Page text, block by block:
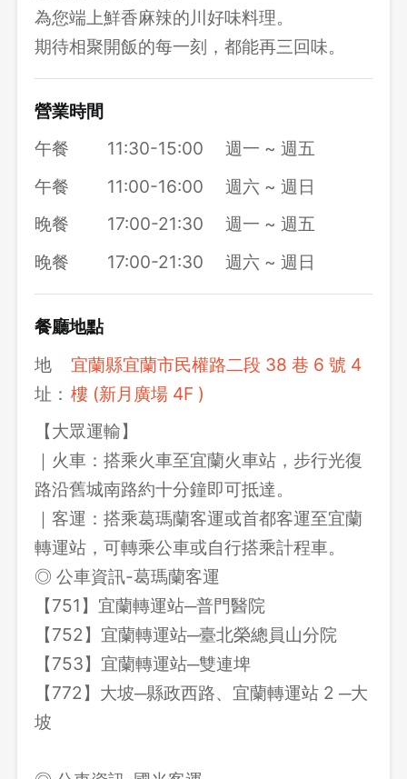
為您端上鮮香麻辣的川好味料理。
期待相聚開飯的每一刻，都能再三回味。
營業時間
午餐
11:30-15:00
週一 ~ 週五
午餐
11:00-16:00
週六 ~ 週日
晚餐
17:00-21:30
週一 ~ 週五
晚餐
17:00-21:30 週六 ~ 週日
餐廳地點
地
址：
宜蘭縣宜蘭市民權路二段 38 巷 6 號 4
樓 (新月廣場 4F )
【大眾運輸】
｜火車：搭乘火車至宜蘭火車站，步行光復
路沿舊城南路約十分鐘即可抵達。
｜客運：搭乘葛瑪蘭客運或首都客運至宜蘭
轉運站，可轉乘公車或自行搭乘計程車。
◎ 公車資訊-葛瑪蘭客運
【751】宜蘭轉運站─普門醫院
【752】宜蘭轉運站─臺北榮總員山分院
【753】宜蘭轉運站─雙連埤
【772】大坡─縣政西路、宜蘭轉運站 2 ─大
坡